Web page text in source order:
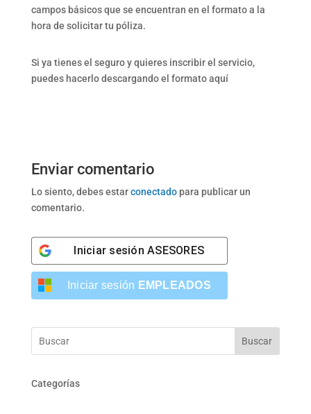
campos básicos que se encuentran en el formato a la
hora de solicitar tu póliza.
Si ya tienes el seguro y quieres inscribir el servicio,
puedes hacerlo descargando el formato aquí
Enviar comentario
Lo siento, debes estarconectadopara publicar un
comentario.
Iniciar sesiónASESORES
Iniciar sesión EMPLEADOS
Buscar
Categorías